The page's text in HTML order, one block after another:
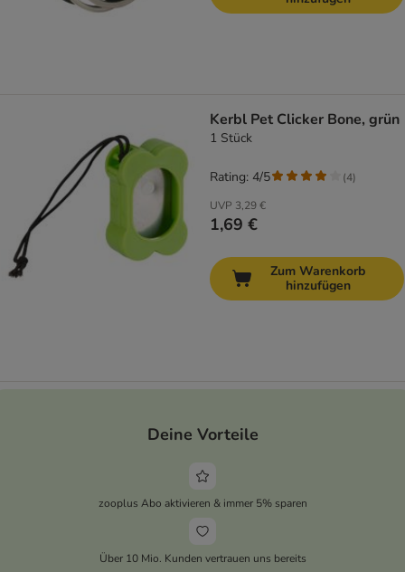
Kerbl Pet Clicker Bone, grün
1 Stück
UVP 3,29 €
1,69 €
Rating: 4/5 (4)
Zum Warenkorb
hinzufügen
Deine Vorteile
zooplus Abo aktivieren & immer 5% sparen
Über 10 Mio. Kunden vertrauen uns bereits